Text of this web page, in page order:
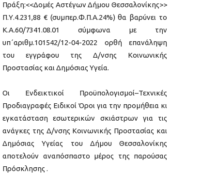
Πράξη:<<Δομές Αστέγων Δήμου Θεσσαλονίκης>>
Π.Υ.4.231,88 € (συμπερ.Φ.Π.Α.24%) θα βαρύνει το
Κ.Α.60/7341.08.01 σύμφωνα με την
υπ΄αριθμ.101542/12-04-2022 ορθή επανάληψη
του εγγράφου της Δ/νσης Κοινωνικής
Προστασίας και Δημόσιας Υγεία.
Οι Ενδεικτικοί Προϋπολογισμοί–Τεχνικές
Προδιαγραφές Ειδικοί Όροι για την προμήθεια κι
εγκατάσταση εσωτερικών σκιάστρων για τις
ανάγκες της Δ/νσης Κοινωνικής Προστασίας και
Δημόσιας Υγείας του Δήμου Θεσσαλονίκης
αποτελούν αναπόσπαστο μέρος της παρούσας
Πρόσκλησης .